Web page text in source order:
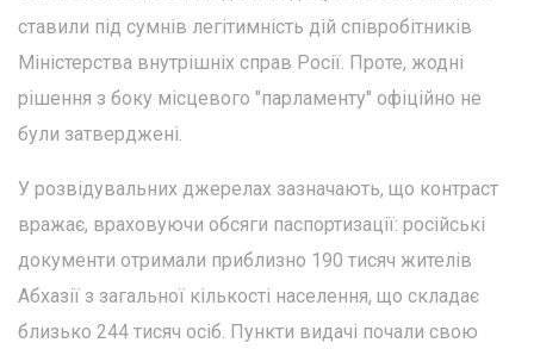
ставили під сумнів легітимність дій співробітників
Міністерства внутрішніх справ Росії. Проте, жодні
рішення з боку місцевого "парламенту" офіційно не
були затверджені.
У розвідувальних джерелах зазначають, що контраст
вражає, враховуючи обсяги паспортизації: російські
документи отримали приблизно 190 тисяч жителів
Абхазії з загальної кількості населення, що складає
близько 244 тисяч осіб. Пункти видачі почали свою